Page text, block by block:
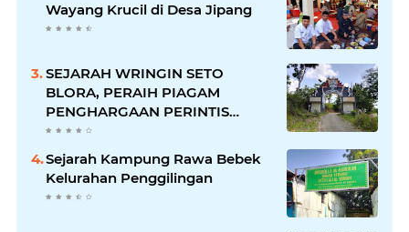
Wayang Krucil di Desa Jipang
SEJARAH WRINGIN SETO
BLORA, PERAIH PIAGAM
PENGHARGAAN PERINTIS
LINGKUNGAN DARI GUBERNUR
Sejarah Kampung Rawa Bebek
Kelurahan Penggilingan